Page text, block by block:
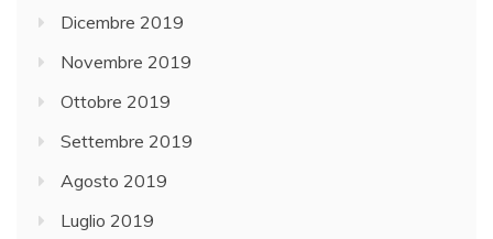
Dicembre 2019
Novembre 2019
Ottobre 2019
Settembre 2019
Agosto 2019
Luglio 2019